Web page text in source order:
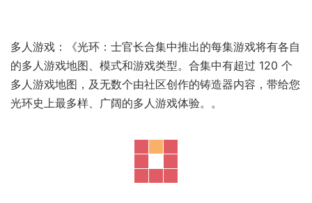
多人游戏：《光环：士官长合集中推出的每集游戏将有各自
的多人游戏地图、模式和游戏类型。合集中有超过 120 个
多人游戏地图，及无数个由社区创作的铸造器内容，带给您
光环史上最多样、广阔的多人游戏体验。。